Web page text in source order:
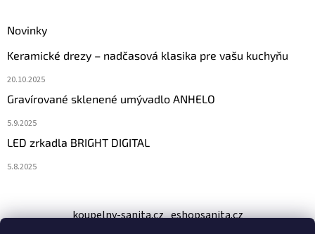
Novinky
Keramické drezy – nadčasová klasika pre vašu kuchyňu
20.10.2025
Gravírované sklenené umývadlo ANHELO
5.9.2025
LED zrkadla BRIGHT DIGITAL
5.8.2025
koupelny-sanita.cz eshopsanita.cz